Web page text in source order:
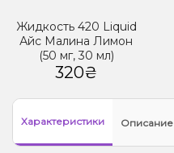
Жидкость 420 Liquid
Айс Малина Лимон
(50 мг, 30 мл)
320₴
Характеристики Описание